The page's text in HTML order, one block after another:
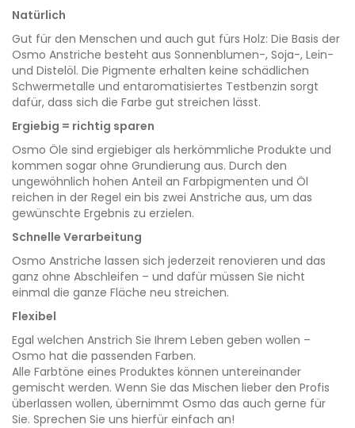
Natürlich
Gut für den Menschen und auch gut fürs Holz: Die Basis der
Osmo Anstriche besteht aus Sonnenblumen-, Soja-, Lein-
und Distelöl. Die Pigmente erhalten keine schädlichen
Schwermetalle und entaromatisiertes Testbenzin sorgt
dafür, dass sich die Farbe gut streichen lässt.
Ergiebig = richtig sparen
Osmo Öle sind ergiebiger als herkömmliche Produkte und
kommen sogar ohne Grundierung aus. Durch den
ungewöhnlich hohen Anteil an Farbpigmenten und Öl
reichen in der Regel ein bis zwei Anstriche aus, um das
gewünschte Ergebnis zu erzielen.
Schnelle Verarbeitung
Osmo Anstriche lassen sich jederzeit renovieren und das
ganz ohne Abschleifen – und dafür müssen Sie nicht
einmal die ganze Fläche neu streichen.
Flexibel
Egal welchen Anstrich Sie Ihrem Leben geben wollen –
Osmo hat die passenden Farben.
Alle Farbtöne eines Produktes können untereinander
gemischt werden. Wenn Sie das Mischen lieber den Profis
überlassen wollen, übernimmt Osmo das auch gerne für
Sie. Sprechen Sie uns hierfür einfach an!